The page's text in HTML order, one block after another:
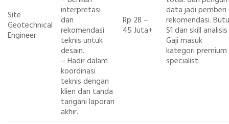
Site
Geotechnical
Engineer
interpretasi
dan
rekomendasi
teknis untuk
desain.
– Hadir dalam
koordinasi
teknis dengan
klien dan tanda
tangani laporan
akhir.
Rp 28 –
45 Juta+
data jadi pemberi
rekomendasi.
S1 dan skill
Gaji masuk
kategori premium
specialist.